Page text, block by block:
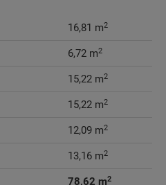
16,81 m2
6,72 m2
15,22 m2
15,22 m2
12,09 m2
13,16 m2
78,62 m2